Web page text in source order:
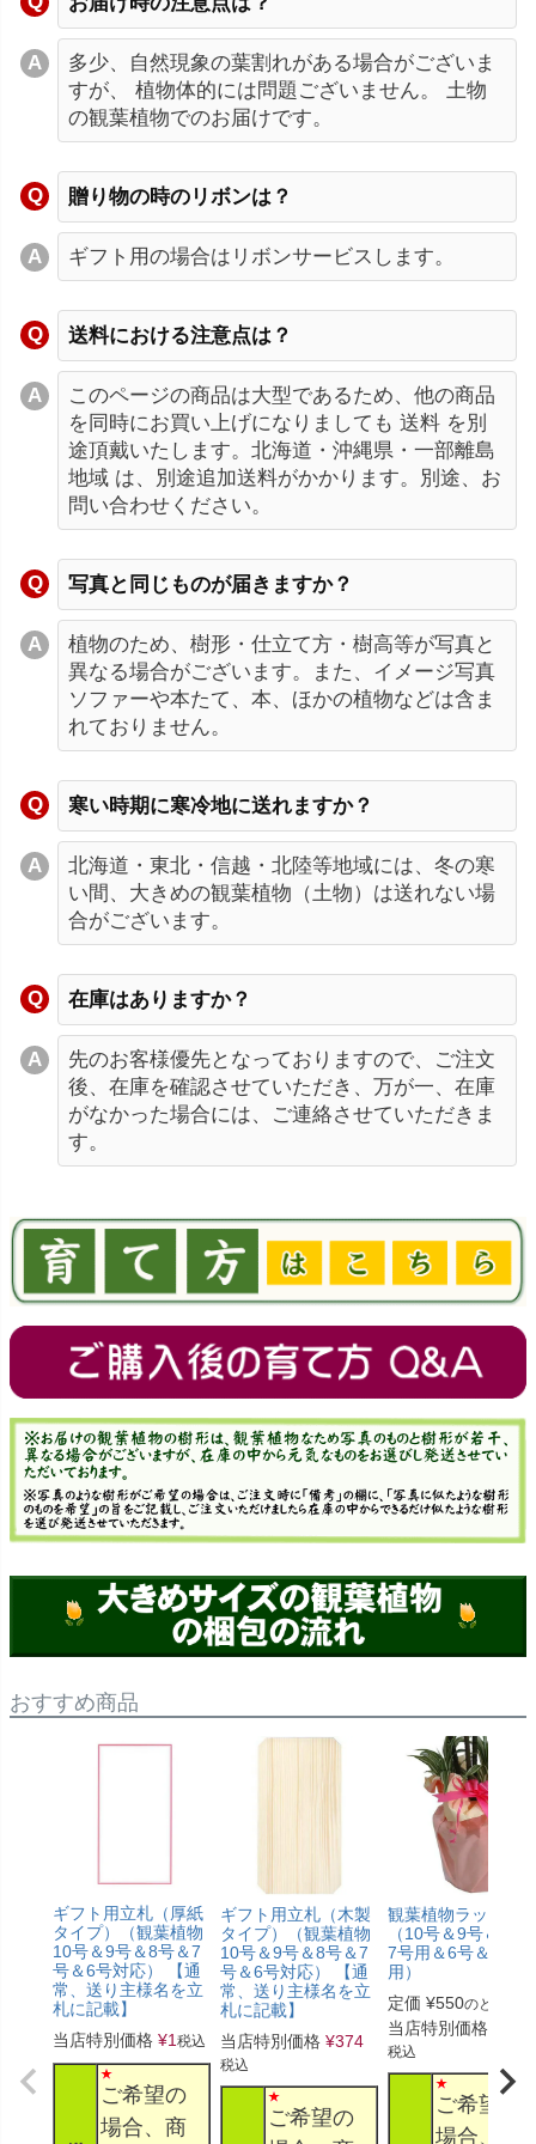
多少、自然現象の葉割れがある場合がございま
すが、 植物体的には問題ございません。 土物
の観葉植物でのお届けです。
贈り物の時のリボンは？
ギフト用の場合はリボンサービスします。
送料における注意点は？
このページの商品は大型であるため、他の商品
を同時にお買い上げになりましても 送料 を別
途頂戴いたします。北海道・沖縄県・一部離島
地域 は、別途追加送料がかかります。別途、お
問い合わせください。
写真と同じものが届きますか？
植物のため、樹形・仕立て方・樹高等が写真と
異なる場合がございます。また、イメージ写真
ソファーや本たて、本、ほかの植物などは含ま
れておりません。
寒い時期に寒冷地に送れますか？
北海道・東北・信越・北陸等地域には、冬の寒
い間、大きめの観葉植物（土物）は送れない場
合がございます。
在庫はありますか？
先のお客様優先となっておりますので、ご注文
後、在庫を確認させていただき、万が一、在庫
がなかった場合には、ご連絡させていただきま
す。
おすすめ商品
ギフト用立札（厚紙
タイプ）（観葉植物
10号＆9号＆8号＆7
号＆6号対応） 【通
常、送り主様名を立
札に記載】
当店特別価格 ¥1税込
ご希望の
場合、商
ギフト用立札（木製
タイプ）（観葉植物
10号＆9号＆8号＆7
号＆6号対応） 【通
常、送り主様名を立
札に記載】
当店特別価格 ¥374
税込
ご希望の
観葉植物ラッピン
（10号＆9号＆8号
7号用＆6号＆5号
用）
定価 ¥550のところ
当店特別価格
税込
ご希望の
場合、商